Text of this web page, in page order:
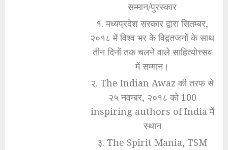
सम्मान/पुरस्कार
१. मध्यप्रदेश सरकार द्वारा सितम्बर,
२०१८ में विश्व भर के विद्वतजनों के साथ
तीन दिनों तक चलने वाले साहित्योत्त्सव
में सम्मान।
२. The Indian Awaz की तरफ से
२५ नवम्बर, २०१८ को 100
inspiring authors of India में
स्थान
३. The Spirit Mania, TSM